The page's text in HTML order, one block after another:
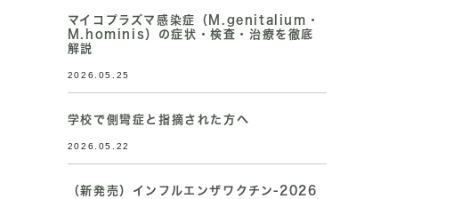
マイコプラズマ感染症（M.genitalium・
M.hominis）の症状・検査・治療を徹底
解説
2026.05.25
学校で側彎症と指摘された方へ
2026.05.22
（新発売）インフルエンザワクチン-2026